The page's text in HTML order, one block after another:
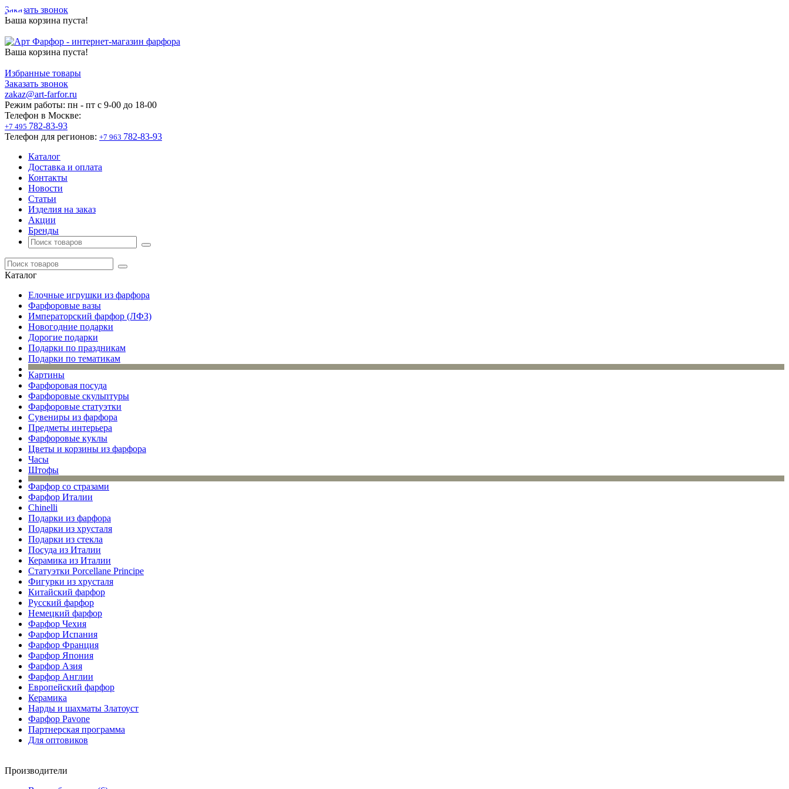
Заказать звонок
Ваша корзина пуста!
Ваша корзина пуста!
Избранные товары
Заказать звонок
zakaz@art-farfor.ru
Режим работы: пн - пт c 9-00 до 18-00
Телефон в Москве:
+7 495 782-83-93
Телефон для регионов: +7 963 782-83-93
Каталог
Доставка и оплата
Контакты
Новости
Статьи
Изделия на заказ
Акции
Бренды
Каталог
Елочные игрушки из фарфора
Фарфоровые вазы
Императорский фарфор (ЛФЗ)
Новогодние подарки
Дорогие подарки
Подарки по праздникам
Подарки по тематикам
Картины
Фарфоровая посуда
Фарфоровые скульптуры
Фарфоровые статуэтки
Сувениры из фарфора
Предметы интерьера
Фарфоровые куклы
Цветы и корзины из фарфора
Часы
Штофы
Фарфор со стразами
Фарфор Италии
Chinelli
Подарки из фарфора
Подарки из хрусталя
Подарки из стекла
Посуда из Италии
Керамика из Италии
Статуэтки Porcellane Principe
Фигурки из хрусталя
Китайский фарфор
Русский фарфор
Немецкий фарфор
Фарфор Чехия
Фарфор Испания
Фарфор Франция
Фарфор Япония
Фарфор Азия
Фарфор Англии
Европейский фарфор
Керамика
Нарды и шахматы Златоуст
Фарфор Pavone
Партнерская программа
Для оптовиков
Производители